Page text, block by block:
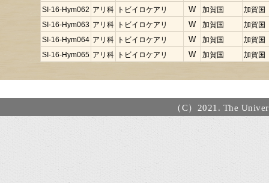
SI-16-Hym062 アリ科 トビイロケアリ W 加賀国
加賀国
SI-16-Hym063 アリ科 トビイロケアリ W 加賀国
加賀国
SI-16-Hym064 アリ科 トビイロケアリ W 加賀国
加賀国
SI-16-Hym065 アリ科 トビイロケアリ W 加賀国 加賀国
（C）2021. The